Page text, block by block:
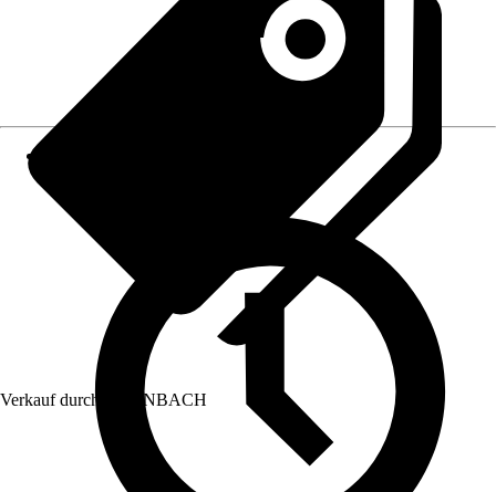
Verkauf durch: HORNBACH